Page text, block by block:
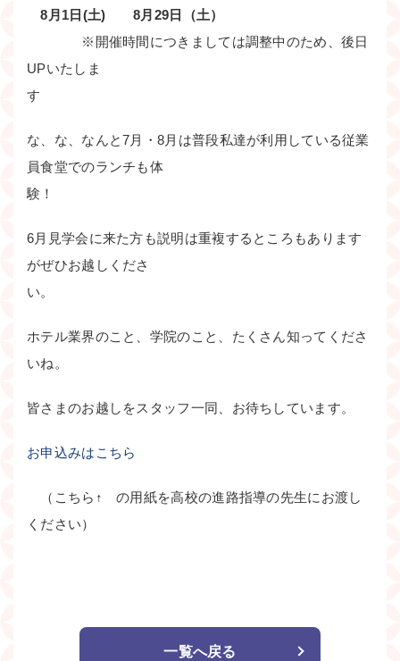
8月1日(土) 8月29日（土）
※開催時間につきましては調整中のため、後日
UPいたしま
な、な、なんと7月・8月は普段私達が利用している従業
員食堂でのランチも体
験
6月見学会に来た方も説明は重複するところもあります
がぜひお越しくださ
い。
ホテル業界のこと、学院のこと、たくさん知ってくださ
いね。
皆さまのお越しをスタッフ一同、お待ちしています。
お申込みはこちら
（こちら↑ の用紙を高校の進路指導の先生にお渡し
ください）
一覧へ戻る